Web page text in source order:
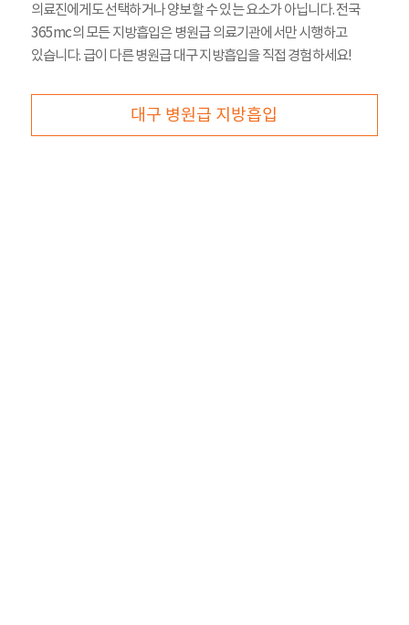
의료진에게도 선택하거나 양보할 수 있는 요소가 아닙니다. 전국
365mc의 모든 지방흡입은 병원급 의료기관에서만 시행하고
있습니다. 급이 다른 병원급 대구 지방흡입을 직접 경험하세요!
대구 병원급 지방흡입